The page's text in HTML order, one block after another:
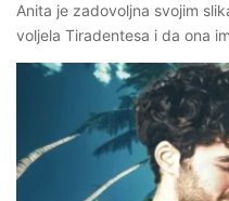
Anita je zadovoljna svojim
voljela Tiradentesa i da ona